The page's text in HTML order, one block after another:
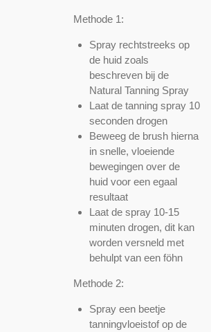
Methode 1:
Spray rechtstreeks op
de huid zoals
beschreven bij de
Natural Tanning Spray
Laat de tanning spray 10
seconden drogen
Beweeg de brush hierna
in snelle, vloeiende
bewegingen over de
huid voor een egaal
resultaat
Laat de spray 10-15
minuten drogen, dit kan
worden versneld met
behulpt van een föhn
Methode 2:
Spray een beetje
tanningvloeistof op de